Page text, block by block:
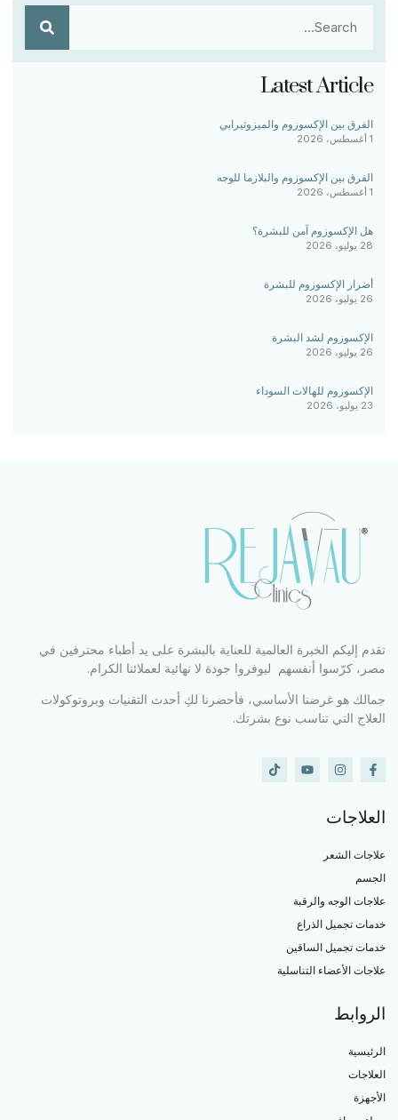
Latest Article
الفرق بين الإكسوزوم والميزوثيرابي
1 أغسطس، 2026
الفرق بين الإكسوزوم والبلازما للوجه
1 أغسطس، 2026
هل الإكسوزوم آمن للبشرة؟
28 يوليو، 2026
أضرار الإكسوزوم للبشرة
26 يوليو، 2026
الإكسوزوم لشد البشرة
26 يوليو، 2026
الإكسوزوم للهالات السوداء
23 يوليو، 2026
تقدم إليكم الخبرة العالمية للعناية بالبشرة على يد أطباء محترفين في
مصر، كرّسوا أنفسهم ليوفروا جودة لا نهائية لعملائنا الكرام.
جمالك هو غرضنا الأساسي، فأحضرنا لكِ أحدث التقنيات وبروتوكولات
العلاج التي تناسب نوع بشرتك.
العلاجات
علاجات الشعر
الجسم
علاجات الوجه والرقبة
خدمات تجميل الذراع
خدمات تجميل الساقين
علاجات الأعضاء التناسلية
الروابط
الرئيسية
العلاجات
الأجهزة